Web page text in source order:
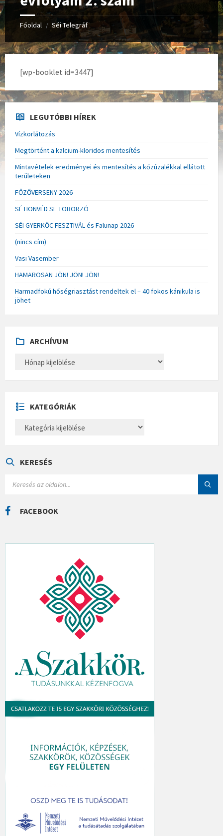
Főoldal / Séi Telegráf
[wp-booklet id=3447]
LEGUTÓBBI HÍREK
Vízkorlátozás
Megtörtént a kalcium-kloridos mentesítés
Mintavételek eredményei és mentesítés a kőzúzalékkal ellátott
területeken
FŐZŐVERSENY 2026
SÉ HONVÉD SE TOBORZÓ
SÉI GYERKŐC FESZTIVÁL és Falunap 2026
(nincs cím)
Vasi Vasember
HAMAROSAN JÖN! JÖN! JÖN!
Harmadfokú hőségriasztást rendeltek el – 40 fokos kánikula is
jöhet
ARCHÍVUM
H
U
M
KATEGÓRIÁK
E
Á
KERESÉS
C
H
FACEBOOK